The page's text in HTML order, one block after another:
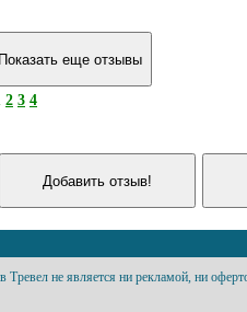
2 3 4
не является ни рекламой, ни